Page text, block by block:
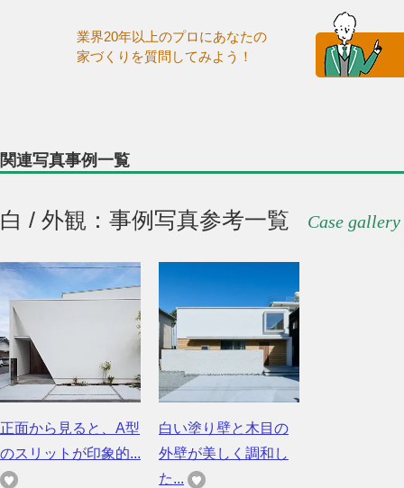
業界20年以上のプロにあなたの
家づくりを質問してみよう！
関連写真事例一覧
白 / 外観：事例写真参考一覧 Case gallery
正面から見ると、A型
のスリットが印象的...
白い塗り壁と木目の
外壁が美しく調和し
た...